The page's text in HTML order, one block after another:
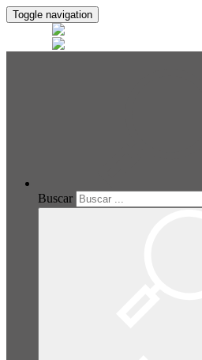
Toggle navigation
Buscar